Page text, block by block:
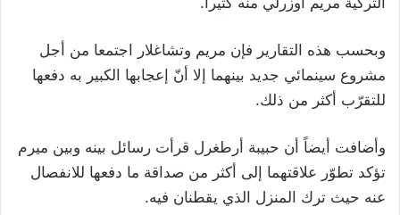
وبحسب هذه التقارير فإن مريم وتشاغلار اجتمعا من أجل
مشروع سينمائي جديد بينهما إلا أنّ إعجابها الكبير به دفعها
للتقرّب أكثر من ذلك.
وأضافت أيضاً أن حبيبة أرطغرل قرأت رسائل بينه وبين ميرم
تؤكد تطوّر علاقتهما إلى أكثر من صداقة ما دفعها للانفصال
عنه حيث ترك المنزل الذي يقطنان فيه.